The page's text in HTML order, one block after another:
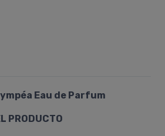
Eau de Parfum
PRODUCTO